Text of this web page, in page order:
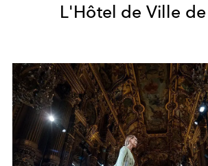
L'Hôtel de Ville de